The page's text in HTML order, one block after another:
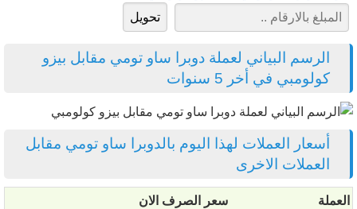
الرسم البياني لعملة دوبرا ساو تومي مقابل بيزو
كولومبي في أخر 5 سنوات
أسعار العملات لهذا اليوم بالدوبرا ساو تومي مقابل
العملات الاخرى
العملة
سعر الصرف الان